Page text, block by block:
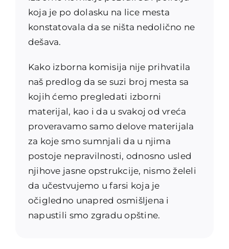
koja je po dolasku na lice mesta
konstatovala da se ništa nedolično ne
dešava.
Kako izborna komisija nije prihvatila
naš predlog da se suzi broj mesta sa
kojih ćemo pregledati izborni
materijal, kao i da u svakoj od vreća
proveravamo samo delove materijala
za koje smo sumnjali da u njima
postoje nepravilnosti, odnosno usled
njihove jasne opstrukcije, nismo želeli
da učestvujemo u farsi koja je
očigledno unapred osmišljena i
napustili smo zgradu opštine.